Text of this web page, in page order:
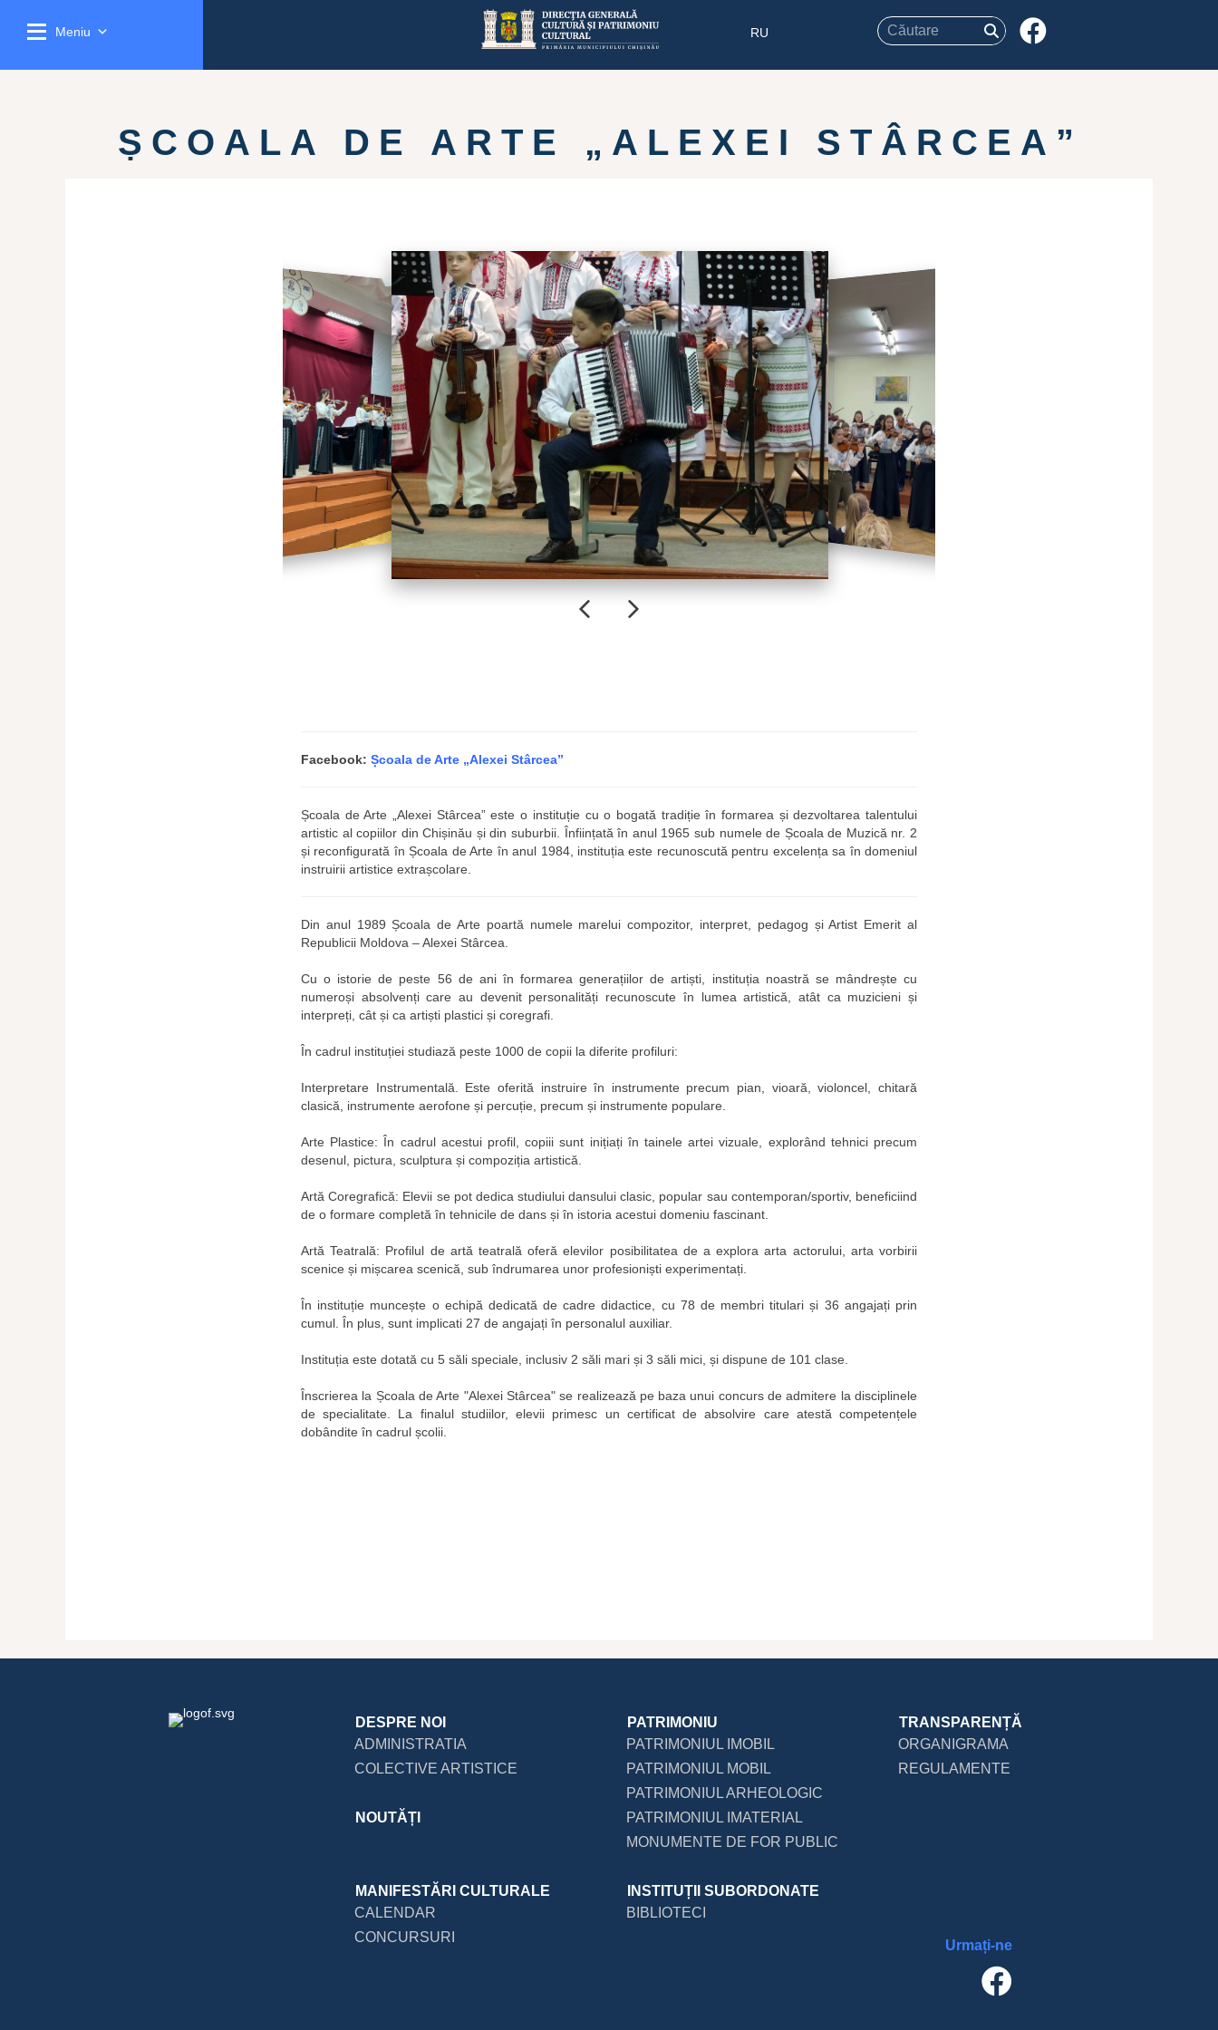
Meniu RU
ȘCOALA DE ARTE „ALEXEI STÂRCEA”
Previous
Next
Facebook: Școala de Arte „Alexei Stârcea”
Școala de Arte „Alexei Stârcea” este o instituție cu o bogată tradiție în formarea și dezvoltarea talentului
artistic al copiilor din Chișinău și din suburbii. Înființată în anul 1965 sub numele de Școala de Muzică nr. 2
și reconfigurată în Școala de Arte în anul 1984, instituția este recunoscută pentru excelența sa în domeniul
instruirii artistice extrașcolare.
Din anul 1989 Școala de Arte poartă numele marelui compozitor, interpret, pedagog și Artist Emerit al
Republicii Moldova – Alexei Stârcea.
Cu o istorie de peste 56 de ani în formarea generațiilor de artiști, instituția noastră se mândrește cu
numeroși absolvenți care au devenit personalități recunoscute în lumea artistică, atât ca muzicieni și
interpreți, cât și ca artiști plastici și coregrafi.
În cadrul instituției studiază peste 1000 de copii la diferite profiluri:
Interpretare Instrumentală. Este oferită instruire în instrumente precum pian, vioară, violoncel, chitară
clasică, instrumente aerofone și percuție, precum și instrumente populare.
Arte Plastice: În cadrul acestui profil, copiii sunt inițiați în tainele artei vizuale, explorând tehnici precum
desenul, pictura, sculptura și compoziția artistică.
Artă Coregrafică: Elevii se pot dedica studiului dansului clasic, popular sau contemporan/sportiv, beneficiind
de o formare completă în tehnicile de dans și în istoria acestui domeniu fascinant.
Artă Teatrală: Profilul de artă teatrală oferă elevilor posibilitatea de a explora arta actorului, arta vorbirii
scenice și mișcarea scenică, sub îndrumarea unor profesioniști experimentați.
În instituție muncește o echipă dedicată de cadre didactice, cu 78 de membri titulari și 36 angajați prin
cumul. În plus, sunt implicati 27 de angajați în personalul auxiliar.
Instituția este dotată cu 5 săli speciale, inclusiv 2 săli mari și 3 săli mici, și dispune de 101 clase.
Înscrierea la Școala de Arte "Alexei Stârcea" se realizează pe baza unui concurs de admitere la disciplinele
de specialitate. La finalul studiilor, elevii primesc un certificat de absolvire care atestă competențele
dobândite în cadrul școlii.
DESPRE NOI
ADMINISTRATIA
COLECTIVE ARTISTICE
NOUTĂȚI
PATRIMONIU
PATRIMONIUL IMOBIL
PATRIMONIUL MOBIL
PATRIMONIUL ARHEOLOGIC
PATRIMONIUL IMATERIAL
MONUMENTE DE FOR PUBLIC
TRANSPARENȚĂ
ORGANIGRAMA
REGULAMENTE
MANIFESTĂRI CULTURALE
CALENDAR
CONCURSURI
INSTITUȚII SUBORDONATE
BIBLIOTECI
Urmați-ne